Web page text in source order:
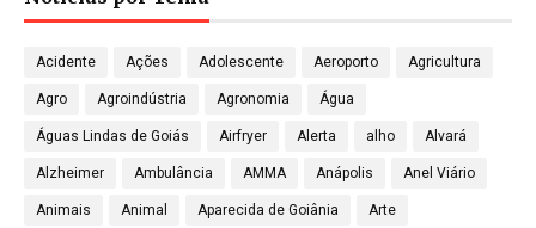
Acidente Ações Adolescente Aeroporto Agricultura
Agro Agroindústria Agronomia Água
Águas Lindas de Goiás Airfryer Alerta alho Alvará
Alzheimer Ambulância AMMA Anápolis Anel Viário
Animais Animal Aparecida de Goiânia Arte